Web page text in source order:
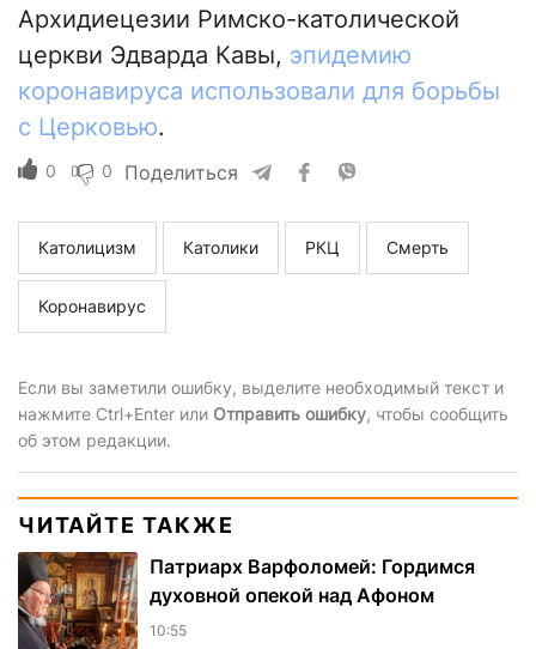
Архидиецезии Римско-католической
церкви Эдварда Кавы, эпидемию
коронавируса использовали для борьбы
с Церковью.
0 0 Поделиться
Католицизм Католики РКЦ Смерть
Коронавирус
Если вы заметили ошибку, выделите необходимый текст и
нажмите Ctrl+Enter или Отправить ошибку, чтобы сообщить
об этом редакции.
ЧИТАЙТЕ ТАКЖЕ
Патриарх Варфоломей: Гордимся
духовной опекой над Афоном
10:55